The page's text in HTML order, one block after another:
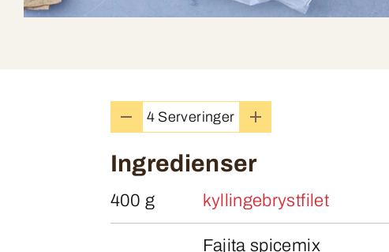
4 Serveringer
Ingredienser
400 g kyllingebrystfilet
Fajita spicemix